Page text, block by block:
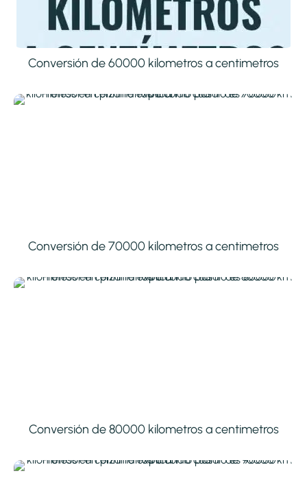
Conversión de 60000 kilometros a centimetros
Conversión de 70000 kilometros a centimetros
Conversión de 80000 kilometros a centimetros